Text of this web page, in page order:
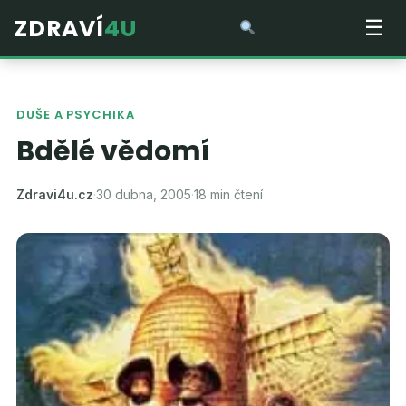
ZDRAVÍ4U ☰
DUŠE A PSYCHIKA
Bdělé vědomí
Zdravi4u.cz·30 dubna, 2005·18 min čtení